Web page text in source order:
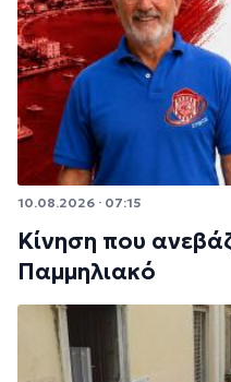
10.08.2026 · 07:15
Κίνηση που
Παμμηλιακό